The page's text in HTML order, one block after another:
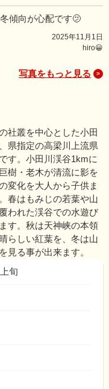
傾向が心配です🫤
2025年11月1日
hiro😀
写真をもっと見る
社叢を中心とした小田
県指定の高梁川上流県
す。小田川渓谷1kmに
樹・老木が清流に影を
変化を大人から子供ま
春はもみじの若葉や山
われた渓谷での水遊び
す。秋は天神峡の本領
らしい紅葉を、冬は山
見る事が出来ます。
旬